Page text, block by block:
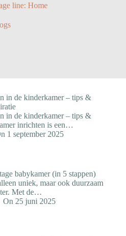
line: Home
in de kinderkamer – tips &
in de kinderkamer – tips &
inrichten is een…
1 september 2025
babykamer (in 5 stappen)
uniek, maar ook duurzaam
Met de…
On 25 juni 2025